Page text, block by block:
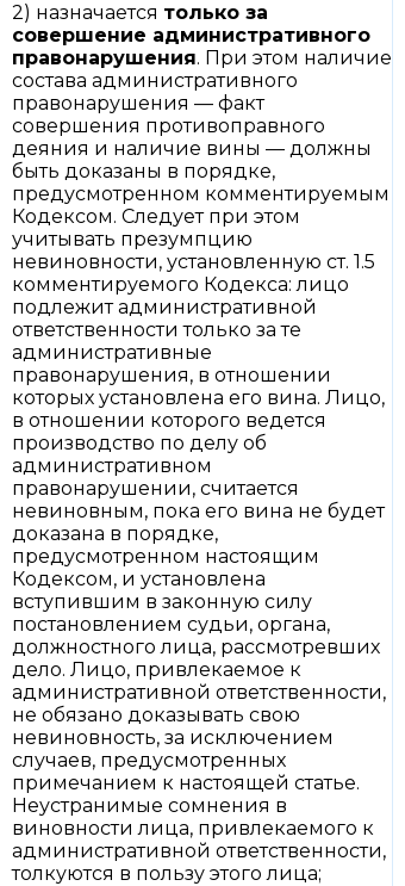
2) назначается только за
совершение административного
правонарушения. При этом наличие
состава административного
правонарушения — факт
совершения противоправного
деяния и наличие вины — должны
быть доказаны в порядке,
предусмотренном комментируемым
Кодексом. Следует при этом
учитывать презумпцию
невиновности, установленную ст. 1.5
комментируемого Кодекса: лицо
подлежит административной
ответственности только за те
административные
правонарушения, в отношении
которых установлена его вина. Лицо,
в отношении которого ведется
производство по делу об
административном
правонарушении, считается
невиновным, пока его вина не будет
доказана в порядке,
предусмотренном настоящим
Кодексом, и установлена
вступившим в законную силу
постановлением судьи, органа,
должностного лица, рассмотревших
дело. Лицо, привлекаемое к
административной ответственности,
не обязано доказывать свою
невиновность, за исключением
случаев, предусмотренных
примечанием к настоящей статье.
Неустранимые сомнения в
виновности лица, привлекаемого к
административной ответственности,
толкуются в пользу этого лица;